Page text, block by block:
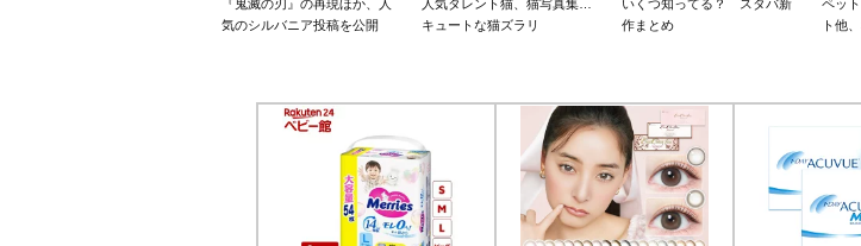
『鬼滅の刃』の再現ほか、人
気のシルバニア投稿を公開
人気タレント猫、猫写真集…
キュートな猫ズラリ
いくつ知ってる？ スタバ新
作まとめ
ペッ
ト他